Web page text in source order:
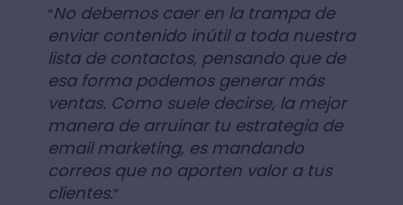
“No debemos caer en la trampa de
enviar contenido inútil a toda nuestra
lista de contactos, pensando que de
esa forma podemos generar más
ventas. Como suele decirse, la mejor
manera de arruinar tu estrategia de
email marketing, es mandando
correos que no aporten valor a tus
clientes.”